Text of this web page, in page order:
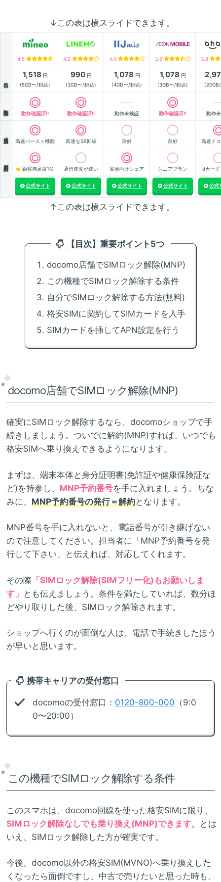
↓この表は横スライドできます。
4.5 4.2 4.0 3.9 3.8
1,518 円
(5GB〜/税込)
990円
(3GB〜/税込)
1,078 円
(4GB〜/税込)
1,078 円
(3GB〜/税込)
動作確認済!! 動作確認済!! 動作未検証 動作確認済!! 動作
高速バースト機能 高速なSB回線 良好 良好 高速ド
顧客満足度1位 通信速度が速い 家族向けシェア シニアプラン dカード
公式サイト 公式サイト 公式サイト 公式サイト 公式
↑この表は横スライドできます。
【目次】重要ポイント5つ
docomo店舗でSIMロック解除(MNP)
この機種でSIMロック解除する条件
自分でSIMロック解除する方法(無料)
格安SIMに契約してSIMカードを入手
SIMカードを挿してAPN設定を行う
docomo店舗でSIMロック解除(MNP)
確実にSIMロック解除するなら、docomoショップで手
続きしましょう。ついでに解約(MNP)すれば、いつでも
格安SIMへ乗り換えできるようになります。
まずは、端末本体と身分証明書(免許証や健康保険証な
ど)を持参し、 MNP予約番号を手に入れましょう。ちな
みに、 MNP予約番号の発行＝解約となります。
MNP番号を手に入れないと、電話番号が引き継げない
ので注意してください。担当者に「MNP予約番号を発
行して下さい」と伝えれば、対応してくれます。
その際 「SIMロック解除(SIMフリー化)もお願いしま
す」 とも伝えましょう。条件を満たしていれば、数分ほ
どやり取りした後、SIMロック解除されます。
ショップへ行くのが面倒な人は、電話で手続きしたほう
が早いと思います。
携帯キャリアの受付窓口
docomoの受付窓口： 0120-800-000 （9:0
0〜20:00）
この機種でSIMロック解除する条件
このスマホは、docomo回線を使った格安SIMに限り、
SIMロック解除なしでも乗り換え(MNP)できます。とは
いえ、SIMロック解除した方が確実です。
今後、docomo以外の格安SIM(MVNO)へ乗り換えした
くなったら面倒ですし、中古で売りたいと思った時も、